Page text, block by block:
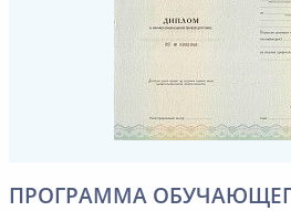
ПРОГРАММА